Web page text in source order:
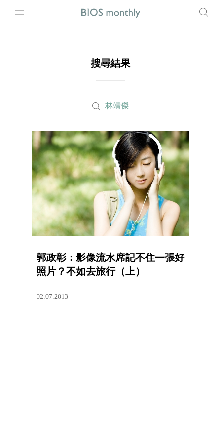
搜尋結果
林靖傑
郭政彰：影像流水席記不住一張好
照片？不如去旅行（上）
02.07.2013